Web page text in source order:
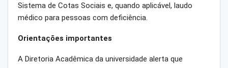
Sistema de Cotas Sociais e, quando aplicável, laudo
médico para pessoas com deficiência.
Orientações importantes
A Diretoria Acadêmica da universidade alerta que